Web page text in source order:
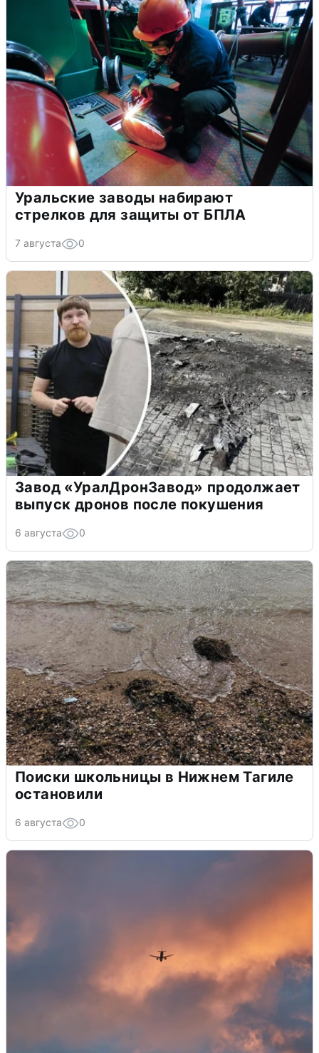
Уральские заводы набирают
стрелков для защиты от БПЛА
7 августа 0
Завод «УралДронЗавод» продолжает
выпуск дронов после покушения
6 августа 0
Поиски школьницы в Нижнем Тагиле
остановили
6 августа 0